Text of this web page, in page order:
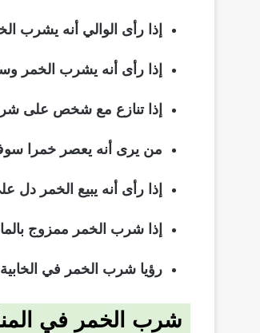
إذا رأى الوالي أنه يشرب
إذا رأى أنه يشرب
إذا تنازع مع شخص على
من يرى أنه يعصر خمرا
إذا رأى أنه يبيع الخمر دل
إذا شرب الخمر ممزوج
رؤيا شرب الخمر في
شرب الخمر في